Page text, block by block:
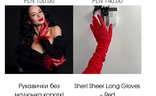
Рукавички без
малюнка короткі
Sheri Sheer Long Gloves
– Red